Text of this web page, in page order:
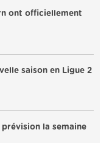
ont officiellement
saison en Ligue 2
la semaine